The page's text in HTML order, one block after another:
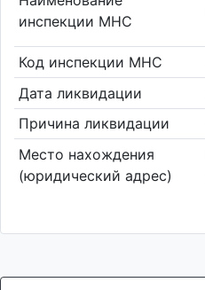
инспекции МНС
Код инспекции МНС
Дата ликвидации
Причина ликвидации
Место нахождения
(юридический адрес)